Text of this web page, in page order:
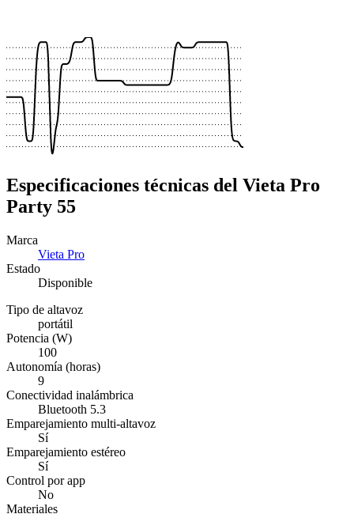
Especificaciones técnicas del Vieta Pro
Party 55
Marca
Vieta Pro
Estado
Disponible
Tipo de altavoz
portátil
Potencia (W)
100
Autonomía (horas)
9
Conectividad inalámbrica
Bluetooth 5.3
Emparejamiento multi-altavoz
Sí
Emparejamiento estéreo
Sí
Control por app
No
Materiales